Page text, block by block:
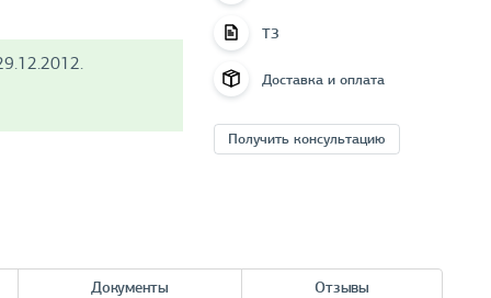
ТЗ
Доставка и оплата
Получить консультацию
Документы Отзывы